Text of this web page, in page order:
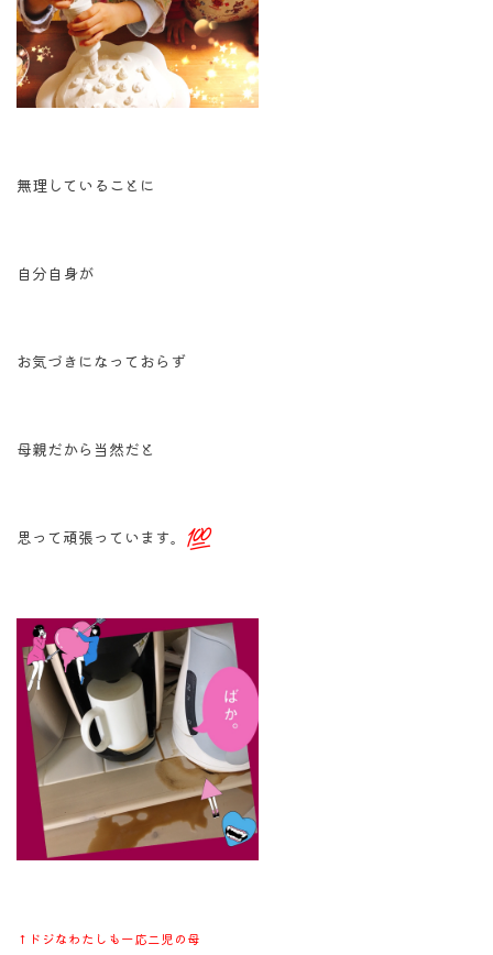
無理していることに
自分自身が
お気づきになっておらず
母親だから当然だと
思って頑張っています。
↑ドジなわたしも一応二児の母